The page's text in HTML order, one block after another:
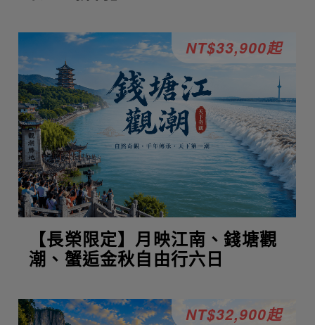
【長榮限定】月映江南、錢塘觀
潮、蟹逅金秋自由行六日
NT$33,900起
NT$32,900起